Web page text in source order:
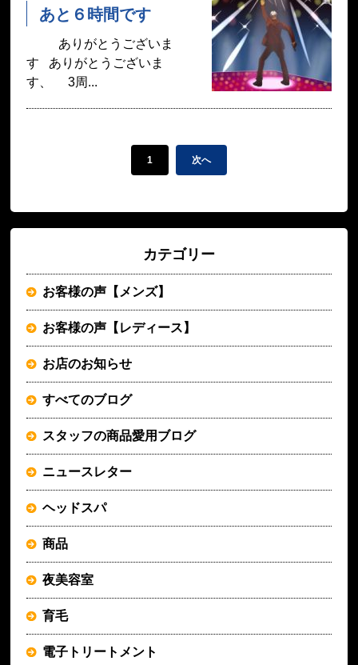
あと６時間です
ありがとうございま
す ありがとうございま
す、 3周...
1 次へ
カテゴリー
お客様の声【メンズ】
お客様の声【レディース】
お店のお知らせ
すべてのブログ
スタッフの商品愛用ブログ
ニュースレター
ヘッドスパ
商品
夜美容室
育毛
電子トリートメント